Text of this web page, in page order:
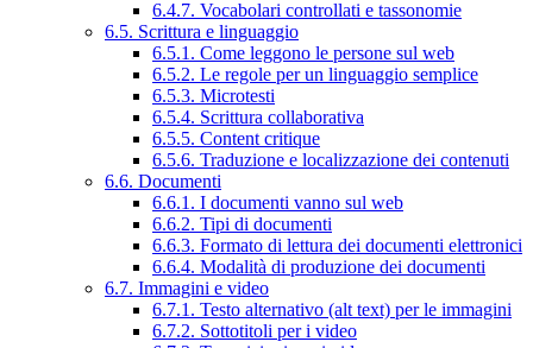
6.4.7. Vocabolari controllati e tassonomie
6.5. Scrittura e linguaggio
6.5.1. Come leggono le persone sul web
6.5.2. Le regole per un linguaggio semplice
6.5.3. Microtesti
6.5.4. Scrittura collaborativa
6.5.5. Content critique
6.5.6. Traduzione e localizzazione dei contenuti
6.6. Documenti
6.6.1. I documenti vanno sul web
6.6.2. Tipi di documenti
6.6.3. Formato di lettura dei documenti elettronici
6.6.4. Modalità di produzione dei documenti
6.7. Immagini e video
6.7.1. Testo alternativo (alt text) per le immagini
6.7.2. Sottotitoli per i video